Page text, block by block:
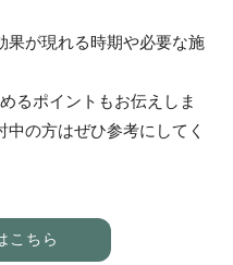
果が現れる時期や必要な施
るポイントもお伝えしま
の方はぜひ参考にしてく
こちら